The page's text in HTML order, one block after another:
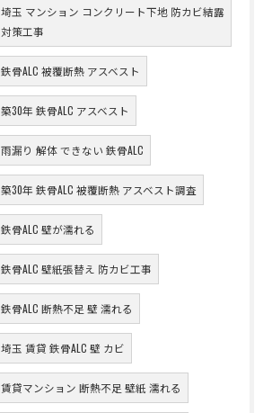
埼玉 マンション コンクリート下地 防カビ結露
対策工事
鉄骨ALC 被覆断熱 アスベスト
築30年 鉄骨ALC アスベスト
雨漏り 解体 できない 鉄骨ALC
築30年 鉄骨ALC 被覆断熱 アスベスト調査
鉄骨ALC 壁が濡れる
鉄骨ALC 壁紙張替え 防カビ工事
鉄骨ALC 断熱不足 壁 濡れる
埼玉 賃貸 鉄骨ALC 壁 カビ
賃貸マンション 断熱不足 壁紙 濡れる